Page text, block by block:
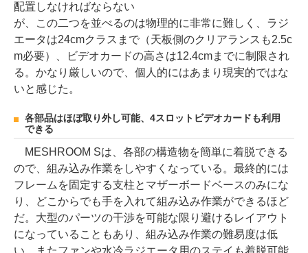
配置しなければならない
が、この二つを並べるのは物理的に非常に難しく、ラジ
エータは24cmクラスまで（天板側のクリアランスも2.5c
m必要）、ビデオカードの高さは12.4cmまでに制限され
る。かなり厳しいので、個人的にはあまり現実的ではな
いと感じた。
各部品はほぼ取り外し可能、4スロットビデオカードも利用
できる
MESHROOM Sは、各部の構造物を簡単に着脱できる
ので、組み込み作業をしやすくなっている。最終的には
フレームを固定する支柱とマザーボードベースのみにな
り、どこからでも手を入れて組み込み作業ができるほど
だ。大型のパーツの干渉を可能な限り避けるレイアウト
になっていることもあり、組み込み作業の難易度は低
い。またファンや水冷ラジエータ用のステイも着脱可能